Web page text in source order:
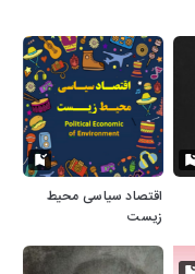
اقتصاد سیاسی محیط
زیست